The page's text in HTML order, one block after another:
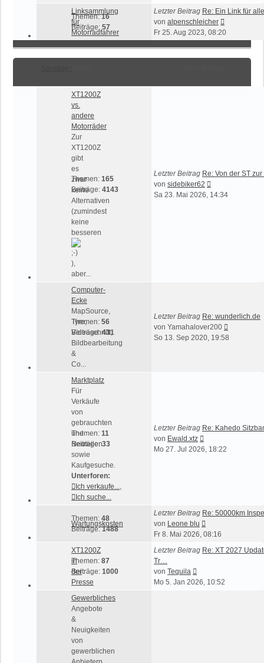
Linksammlung
für
Motorradfahrer
Themen:16
Beiträge: 57
Letzter Beitrag Re: Ein Link für
von alpenschleicher
Beitrag
Fr 25. Aug 2023, 08:20
XT1200Z
vs.
andere
Motorräder
Zur
XT1200Z
gibt
es
zwar
keine
Alternativen
(zumindest
keine
besseren
),
aber...
Themen: 165
Beiträge: 4143
Letzter Beitrag Re: Von der ST
von sidebiker62
Beitrag
Sa 23. Mai 2026, 14:34
Computer-
Ecke
MapSource,
Tyre,
Videoschnitt,
Bildbearbeitung
&
Co...
Themen: 56
Beiträge:431
Letzter Beitrag Re: wunderlich.de
von Yamahalover200
Beitrag
So 13. Sep 2020, 19:58
Marktplatz
Für
Verkäufe
von
gebrauchten
und
Neuteilen
sowie
Kaufgesuche.
Unterforen:
Ich verkaufe...,
Ich suche...
Themen: 11
Beiträge:33
Letzter Beitrag Re: Kahedo
von Ewald.xtz
Beitrag
Mo 27. Jul 2026, 18:22
Wartungskosten
Themen: 48
Beiträge:1488
Letzter Beitrag Re: 50000km
von Leone blu
Beitrag
Fr 8. Mai 2026, 08:16
XT1200Z
in
der
Presse
Themen: 87
Beiträge: 1000
Letzter Beitrag Re: XT 2027
Tr…
von Tequila
Beitrag
Mo 5. Jan 2026, 10:52
Gewerbliches
Angebote
&
Neuigkeiten
von
gewerblichen